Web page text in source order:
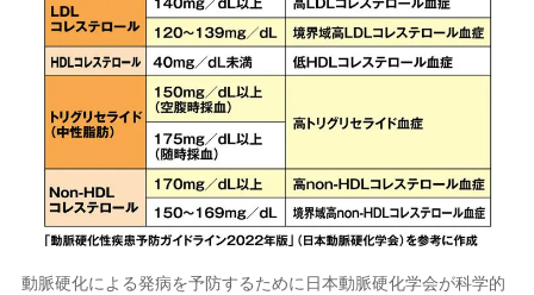
動脈硬化による発病を予防するために日本動脈硬化学会が科学的